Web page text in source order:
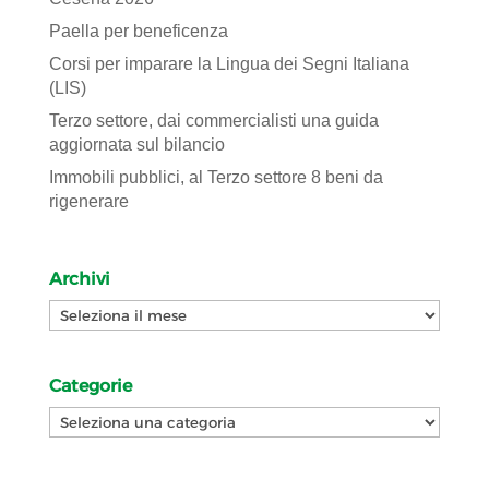
Paella per beneficenza
Corsi per imparare la Lingua dei Segni Italiana
(LIS)
Terzo settore, dai commercialisti una guida
aggiornata sul bilancio
Immobili pubblici, al Terzo settore 8 beni da
rigenerare
Archivi
Archivi
Categorie
Categorie